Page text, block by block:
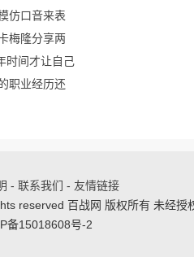
仿口音来表
梅隆分享两
时间才让自己
职业经历还
- 联系我们 - 友情链接
reserved 百战网 版权所有 未经授
备15018608号-2